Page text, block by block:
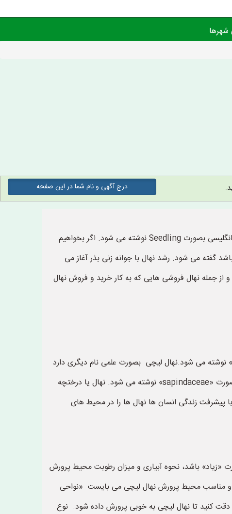
شهرها
درج آگهی و نام شما در این صفحه
نهال در فارسی معانی زیادی دارد که برخی از آن ها عبارتند از: درختچه، درخت، شجر، نهال و غیره می باشد. نهال در زبان انگلیسی بصورت Seedling نوشته می شود. اگر بخواهیم
گفته می شود. رشد نهال با جوانه زنی بذر آغاز می
از جمله نهال فروشی هایی که به کار خرید و فروش نهال
لیچی یکی از گونه های نهال ها می باشد که در زبان فارسی بصورت «لیچی» و در زبان انگلیسی یا لاتین بصورت «lychee» نوشته می شود.نهال لیچی بصورت علمی نام دیگری دارد
که نام علمی نهال لیچی «litchi chinensis» می باشد. نهال لیچی از خانواده «ساپینداسه» است که در زبان انگلیسی بصورت «sapindaceae» نوشته می شود. نهال یا درختچه
پیشرفت زندگی انسان ها نهال ها را در محیط های
باشد، نحوه آبیاری و میزان رطوبت محیط پرورش
و مناسب محیط پرورش نهال لیچی می بایست «نواحی
کنید تا نهال لیچی به خوبی پرورش داده شود. نوع